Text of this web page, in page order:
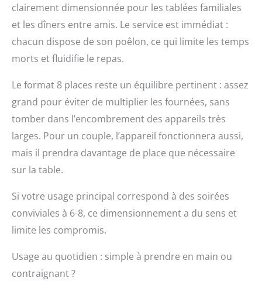
poêles à revêtement
antiadhésif de qualité
supérieure avec s
isolées thermiquement
et 8 spatules
clairement dimensionnée pour les tablées familiales
et les dîners entre amis. Le service est immédiat :
chacun dispose de son poêlon, ce qui limite les temps
morts et fluidifie le repas.
Le format 8 places reste un équilibre pertinent : assez
grand pour éviter de multiplier les fournées, sans
tomber dans l’encombrement des appareils très
larges. Pour un couple, l’appareil fonctionnera aussi,
mais il prendra davantage de place que nécessaire
sur la table.
Si votre usage principal correspond à des soirées
conviviales à 6-8, ce dimensionnement a du sens et
limite les compromis.
Usage au quotidien : simple à prendre en main ou
contraignant ?